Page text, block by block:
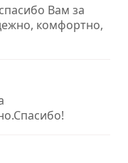
Вам за
комфортно,